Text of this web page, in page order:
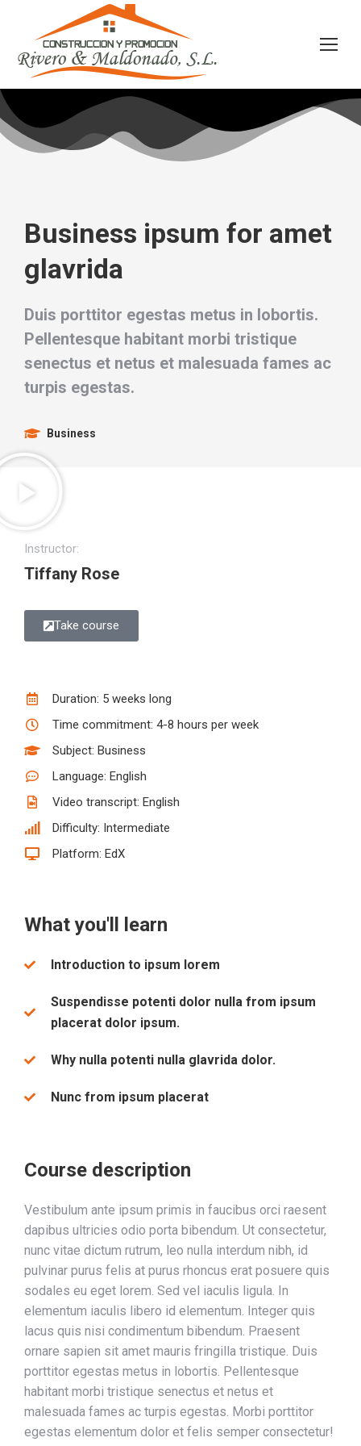
Business ipsum for amet
glavrida
Duis porttitor egestas metus in lobortis.
Pellentesque habitant morbi tristique
senectus et netus et malesuada fames ac
turpis egestas.
Business
Instructor:
Tiffany Rose
Take course
Duration: 5 weeks long
Time commitment: 4-8 hours per week
Subject: Business
Language: English
Video transcript: English
Difficulty: Intermediate
Platform: EdX
What you'll learn
Introduction to ipsum lorem
Suspendisse potenti dolor nulla from ipsum
placerat dolor ipsum.
Why nulla potenti nulla glavrida dolor.
Nunc from ipsum placerat
Course description
Vestibulum ante ipsum primis in faucibus orci raesent
dapibus ultricies odio porta bibendum. Ut consectetur,
nunc vitae dictum rutrum, leo nulla interdum nibh, id
pulvinar purus felis at purus rhoncus erat posuere quis
sodales eu eget lorem. Sed vel iaculis ligula. In
elementum iaculis libero id elementum. Integer quis
lacus quis nisi condimentum bibendum. Praesent
ornare sapien sit amet mauris fringilla tristique. Duis
porttitor egestas metus in lobortis. Pellentesque
habitant morbi tristique senectus et netus et
malesuada fames ac turpis egestas. Morbi porttitor
egestas elementum dolor et felis semper consectetur!